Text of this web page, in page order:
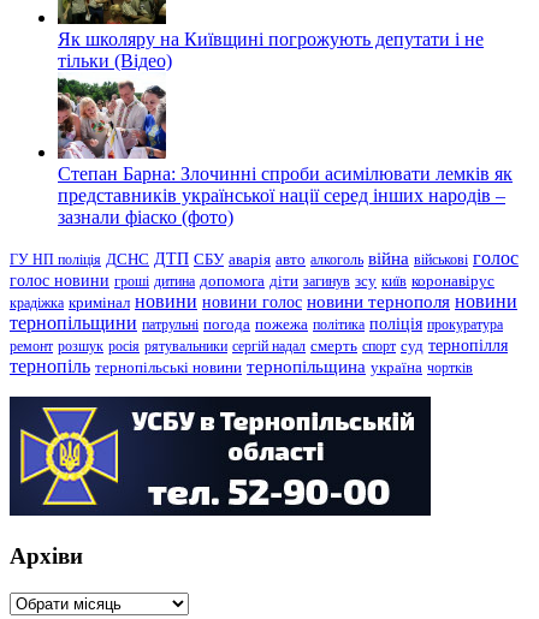
Як школяру на Київщині погрожують депутати і не
тільки (Відео)
Степан Барна: Злочинні спроби асимілювати лемків як
представників української нації серед інших народів –
зазнали фіаско (фото)
ГУ НП поліція ДСНС ДТП СБУ аварія авто алкоголь війна військові голос
голос новини гроші дитина допомога діти загинув зсу київ коронавірус
крадіжка кримінал новини новини голос новини тернополя новини
тернопільщини патрульні погода пожежа політика поліція прокуратура
ремонт розшук росія рятувальники сергій надал смерть спорт суд тернопілля
тернопіль тернопільські новини тернопільщина україна чортків
Архіви
Архіви